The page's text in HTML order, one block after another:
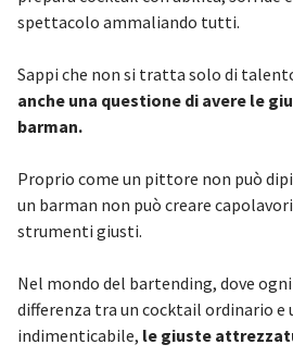
spettacolo ammaliando tutti.
Sappi che non si tratta solo di
anche una questione di avere le
barman.
Proprio come un pittore non può
un barman non può creare
strumenti giusti.
Nel mondo del bartending, dove
differenza tra un cocktail ordinario e
indimenticabile, le giuste